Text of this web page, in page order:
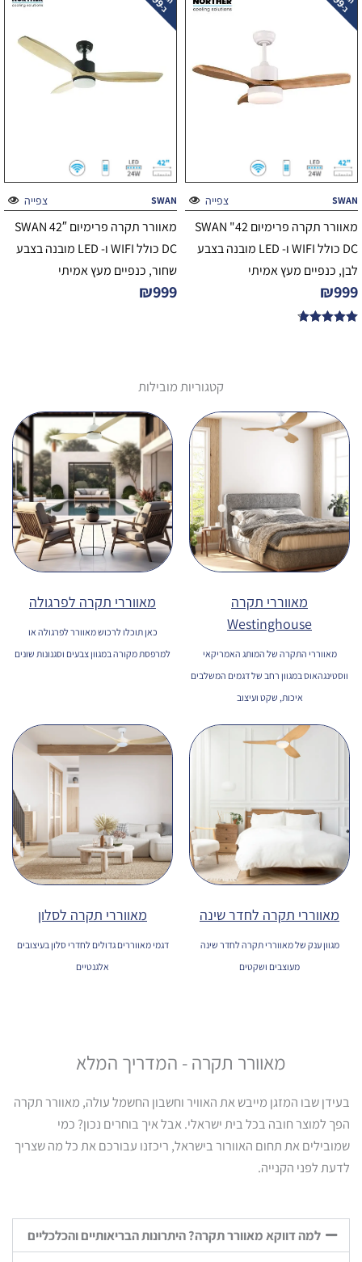
צפייה SWAN
מאוורר תקרה פרימיום 42" SWAN
DC כולל WIFI ו- LED מובנה בצבע
לבן, כנפיים מעץ אמיתי
₪999
צפייה SWAN
מאוורר תקרה פרימיום 42″ SWAN
DC כולל WIFI ו- LED מובנה בצבע
שחור, כנפיים מעץ אמיתי
₪999
קטגוריות מובילות
מאווררי תקרה
Westinghouse
מאווררי התקרה של המותג האמריקאי
ווסטינגהאוס במגוון רחב של דגמים המשלבים
איכות, שקט ועיצוב
מאווררי תקרה לפרגולה
כאן תוכלו לרכוש מאוורר לפרגולה או
למרפסת מקורה במגוון צבעים וסגנונות שונים
מאווררי תקרה לחדר שינה
מגוון ענק של מאווררי תקרה לחדר שינה
מעוצבים ושקטים
מאווררי תקרה לסלון
דגמי מאווררים גדולים לחדרי סלון בעיצובים
אלגנטיים
מאוורר תקרה - המדריך המלא
בעידן שבו המזגן מייבש את האוויר וחשבון החשמל עולה, מאוורר תקרה
הפך למוצר חובה בכל בית ישראלי. אבל איך בוחרים נכון? כמי
שמובילים את תחום האוורור בישראל, ריכזנו עבורכם את כל מה שצריך
לדעת לפני הקנייה.
למה דווקא מאוורר תקרה? היתרונות הבריאותיים והכלכליים